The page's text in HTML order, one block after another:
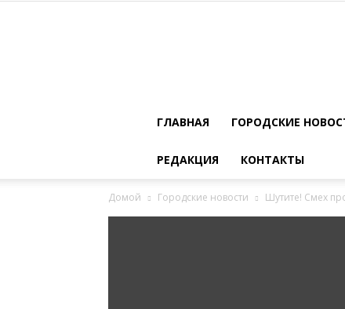
ГЛАВНАЯ ГОРОДСКИЕ
РЕДАКЦИЯ КОНТАКТЫ
Домой Городские новости Шутите! Смех